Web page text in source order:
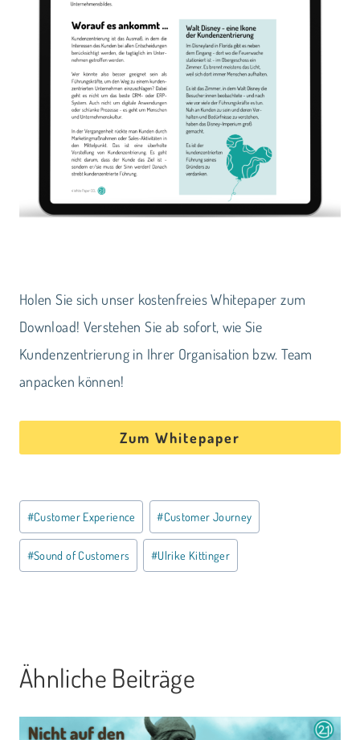
Holen Sie sich unser kostenfreies Whitepaper zum
Download! Verstehen Sie ab sofort, wie Sie
Kundenzentrierung in Ihrer Organisation bzw. Team
anpacken können!
Zum Whitepaper
Schlagworte:
#Customer Experience #Customer Journey
#Sound of Customers #Ulrike Kittinger
Ähnliche Beiträge